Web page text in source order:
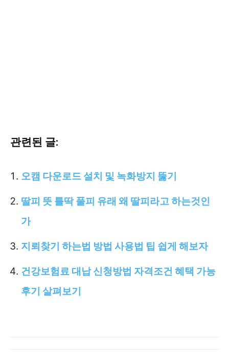
관련된 글:
오캠 다운로드 설치 및 녹화방지 뚫기
딸피 뜻 틀딱 풀피 유래 왜 딸피라고 하는것인
가
지뢰찾기 하는법 방법 사용법 팁 쉽게 해보자
건강보험료 대납 신청방법 자격조건 혜택 가능
후기 살펴보기